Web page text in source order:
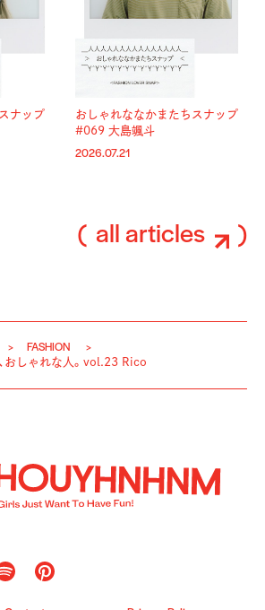
ナップ
おしゃれななかまたちスナップ
#069 大島颯斗
2026.07.21
all articles
FASHION
おしゃれな人。vol.23 Rico